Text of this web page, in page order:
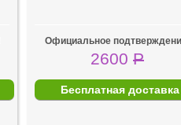
Официальное
2600 Р
Бесплатная доставка